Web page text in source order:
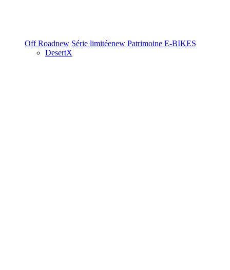
Off Roadnew Série limitéenew Patrimoine E-BIKES
DesertX